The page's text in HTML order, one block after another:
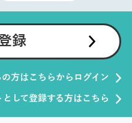
録
方はこちらからログイン
として登録する方はこちら